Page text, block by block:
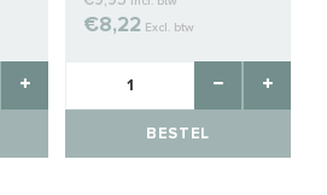
€8,22 Excl. btw
BESTEL